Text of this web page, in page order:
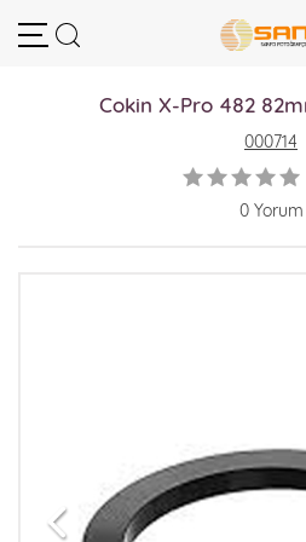
Cokin X-Pro 482
000714
0 Yorum